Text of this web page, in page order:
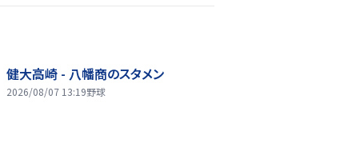
健大高崎 - 八幡商のスタメン
2026/08/07 13:19野球